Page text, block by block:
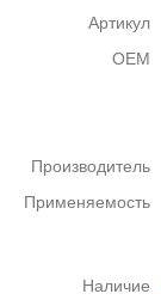
Артикул
ОЕМ
Производитель
Применяемость
Наличие